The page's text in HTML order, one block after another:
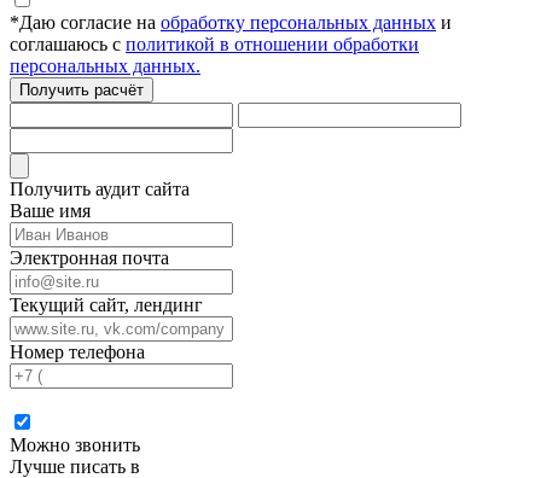
*Даю согласие на обработку персональных данных и
соглашаюсь с политикой в отношении обработки
персональных данных.
Получить расчёт
Получить аудит сайта
Ваше имя
Электронная почта
Текущий сайт, лендинг
Номер телефона
Можно звонить
Лучше писать в